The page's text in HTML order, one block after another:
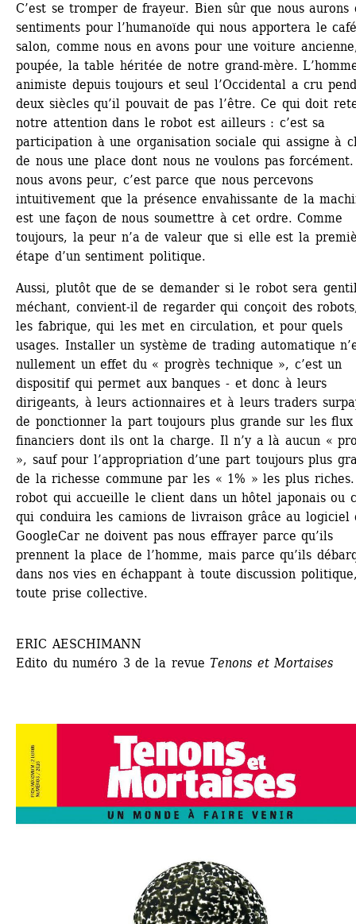
C’est se tromper de frayeur. Bien sûr que nous aurons
sentiments pour l’humanoïde qui nous apportera le
salon, comme nous en avons pour une voiture
poupée, la table héritée de notre grand-mère.
animiste depuis toujours et seul l’Occidental a cru
deux siècles qu’il pouvait de pas l’être. Ce qui doit
notre attention dans le robot est ailleurs : c’est sa
participation à une organisation sociale qui assigne à
de nous une place dont nous ne voulons pas
nous avons peur, c’est parce que nous percevons
intuitivement que la présence envahissante de la
est une façon de nous soumettre à cet ordre. Comme
toujours, la peur n’a de valeur que si elle est la
étape d’un sentiment politique.
Aussi, plutôt que de se demander si le robot sera
méchant, convient-il de regarder qui conçoit des
les fabrique, qui les met en circulation, et pour quels
usages. Installer un système de trading automatique
nullement un effet du « progrès technique », c’est un
dispositif qui permet aux banques - et donc à leurs
dirigeants, à leurs actionnaires et à leurs traders
de ponctionner la part toujours plus grande sur les flux
financiers dont ils ont la charge. Il n’y a là aucun «
», sauf pour l’appropriation d’une part toujours plus
de la richesse commune par les « 1% » les plus
robot qui accueille le client dans un hôtel japonais ou
qui conduira les camions de livraison grâce au logiciel
GoogleCar ne doivent pas nous effrayer parce qu’ils
prennent la place de l’homme, mais parce qu’ils
dans nos vies en échappant à toute discussion
toute prise collective.
ERIC AESCHIMANN
Edito du numéro 3 de la revue Tenons et Mortaises